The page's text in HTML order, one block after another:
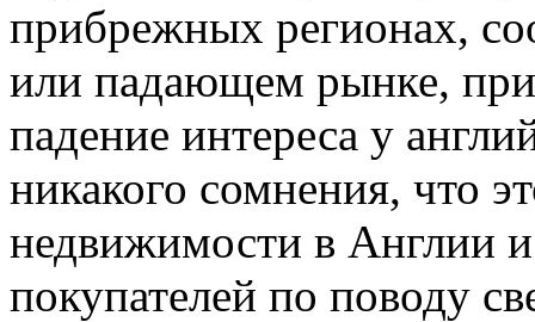
прибрежных регионах,
или падающем рынке, при
падение интереса у
никакого сомнения, что
недвижимости в Англии и
покупателей по поводу